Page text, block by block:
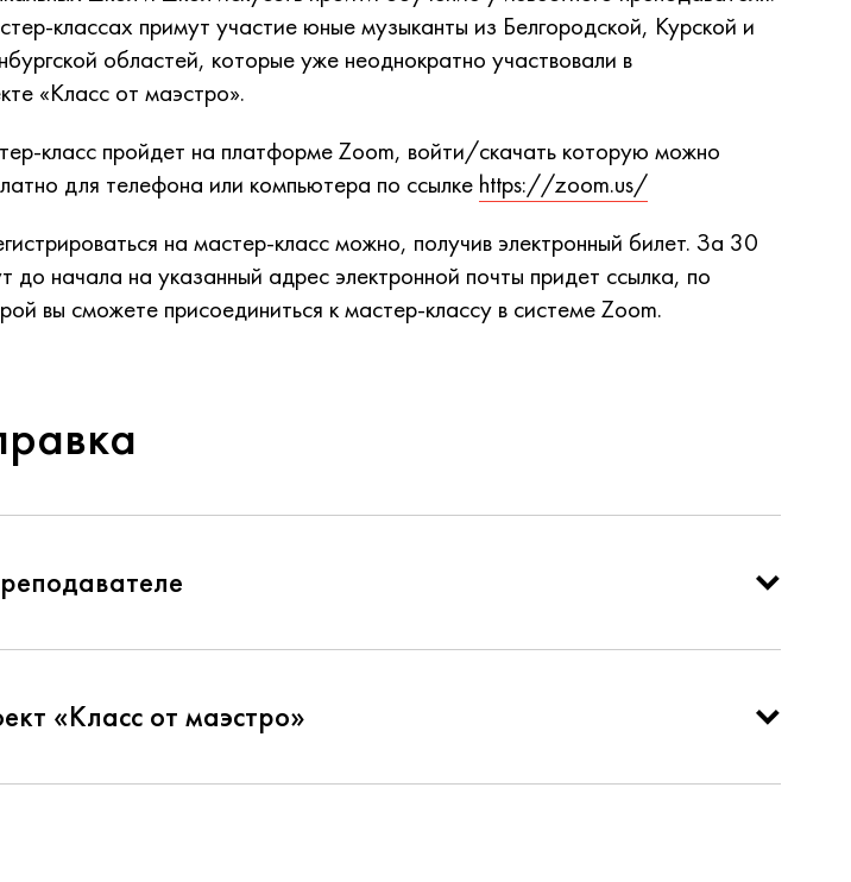
классах примут участие юные музыканты из Белгородской, Курской и
областей, которые уже неоднократно участвовали в
«Класс от маэстро».
класс пройдет на платформе Zoom, войти/скачать которую можно
для телефона или компьютера по ссылке https://zoom.us/
на мастер-класс можно, получив электронный билет. За 30
до начала на указанный адрес электронной почты придет ссылка, по
вы сможете присоединиться к мастер-классу в системе Zoom.
«Класс от маэстро»